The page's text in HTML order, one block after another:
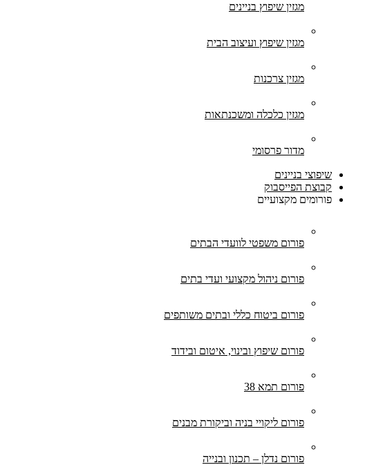
מגזין שיפוץ בניינים
מגזין שיפוץ ועיצוב הבית
מגזין צרכנות
מגזין כלכלה ומשכנתאות
מדור פרסומי
שיפוצי בניינים
קבוצת הפייסבוק
פורומים מקצועיים
פורום משפטי לוועדי הבתים
פורום ניהול מקצועי ועדי בתים
פורום ביטוח כללי ובתים משותפים
פורום שיפוץ ובינוי, איטום ובידוד
פורום תמא 38
פורום ליקויי בניה וביקורת מבנים
פורום נדלן – תכנון ובנייה